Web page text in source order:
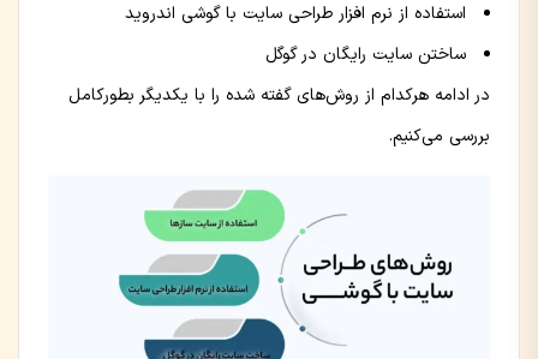
استفاده از نرم افزار طراحی سایت با گوشی اندروید
ساختن سایت رایگان در گوگل
در ادامه هرکدام از روش‌های گفته شده را با یکدیگر بطورکامل
بررسی می‌کنیم.